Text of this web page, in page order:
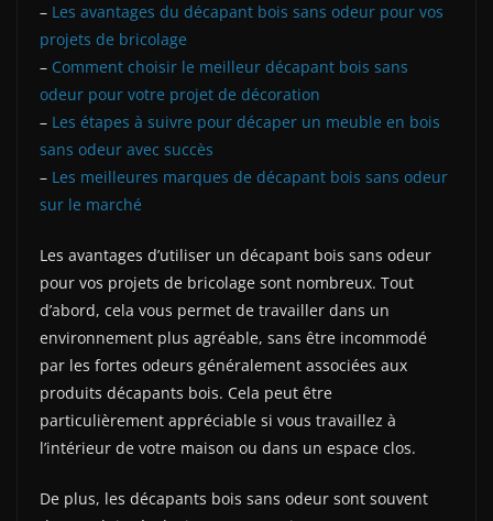
– Les avantages du décapant bois sans odeur pour vos
projets de bricolage
– Comment choisir le meilleur décapant bois sans
odeur pour votre projet de décoration
– Les étapes à suivre pour décaper un meuble en bois
sans odeur avec succès
– Les meilleures marques de décapant bois sans odeur
sur le marché
Les avantages d’utiliser un décapant bois sans odeur
pour vos projets de bricolage sont nombreux. Tout
d’abord, cela vous permet de travailler dans un
environnement plus agréable, sans être incommodé
par les fortes odeurs généralement associées aux
produits décapants bois. Cela peut être
particulièrement appréciable si vous travaillez à
l’intérieur de votre maison ou dans un espace clos.
De plus, les décapants bois sans odeur sont souvent